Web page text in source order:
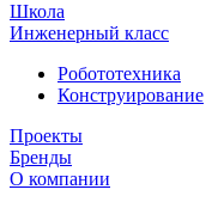
Школа
Инженерный класс
Робототехника
Конструирование
Проекты
Бренды
О компании